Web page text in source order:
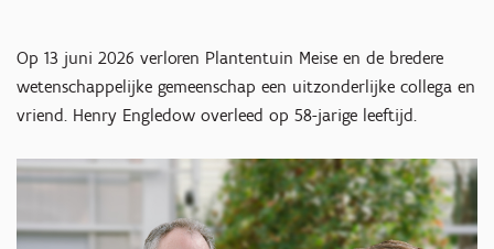
Op 13 juni 2026 verloren Plantentuin Meise en de bredere
wetenschappelijke gemeenschap een uitzonderlijke collega en
vriend. Henry Engledow overleed op 58-jarige leeftijd.